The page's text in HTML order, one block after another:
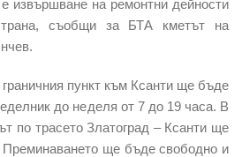
извършване на ремонтни дейности
съобщи за БТА кметът на
.
пункт към Ксанти ще бъде
до неделя от 7 до 19 часа. В
по трасетоЗлатоград – Ксанти ще
Преминаването ще бъде свободно и